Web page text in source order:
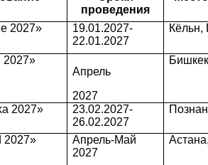
проведения
2027»
19.01.2027-
22.01.2027
Кёльн,
2027»
Апрель
2027
2027»
23.02.2027-
26.02.2027
2027»
Апрель-Май
2027